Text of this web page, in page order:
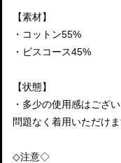
【素材】
・コットン55%
・ビスコース45%
【状態】
・多少の使用感はござ
問題なく着用いただけま
◇注意◇